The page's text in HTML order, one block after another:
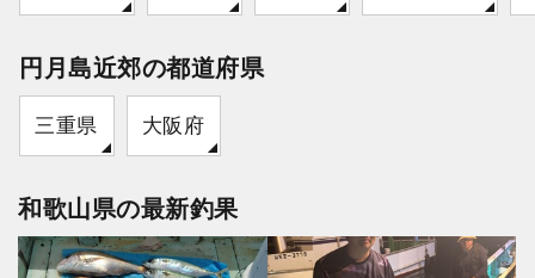
円月島近郊の都道府県
三重県 大阪府
和歌山県の最新釣果